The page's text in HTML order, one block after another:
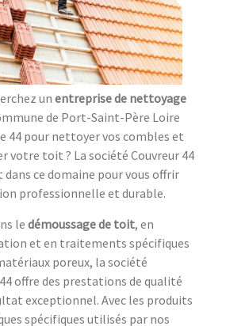
un entreprise de nettoyage
de Port-Saint-Père Loire
44 pour nettoyer vos combles et
votre toit ? La société Couvreur 44
ce domaine pour vous offrir
professionnelle et durable.
le démoussage de toit, en
et en traitements spécifiques
poreux, la société
offre des prestations de qualité
exceptionnel. Avec les produits
spécifiques utilisés par nos